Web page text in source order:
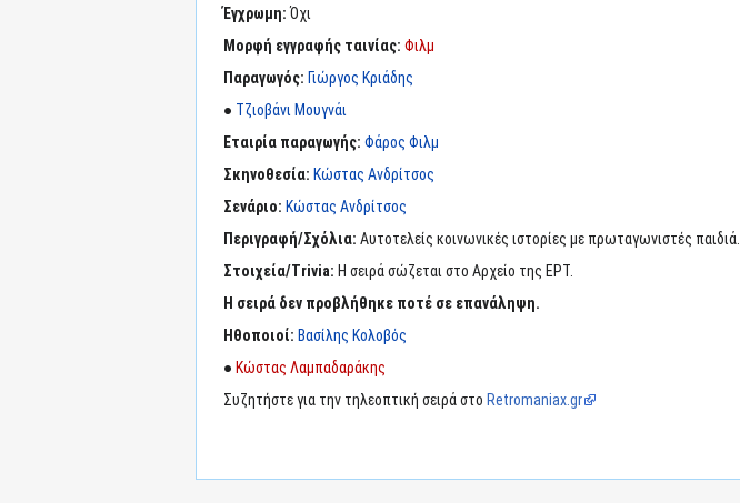
Έγχρωμη:Όχι
Μορφή εγγραφής ταινίας: Φιλμ
Παραγωγός: Γιώργος Κριάδης
● Τζιοβάνι Μουγνάι
Εταιρία παραγωγής: Φάρος Φιλμ
Σκηνοθεσία: Κώστας Ανδρίτσος
Σενάριο: Κώστας Ανδρίτσος
Περιγραφή/Σχόλια: Αυτοτελείς κοινωνικές ιστορίες με πρωταγωνιστές παιδιά.
Στοιχεία/Trivia: Η σειρά σώζεται στο Αρχείο της ΕΡΤ.
Η σειρά δεν προβλήθηκε ποτέ σε επανάληψη.
Ηθοποιοί: Βασίλης Κολοβός
● Κώστας Λαμπαδαράκης
Συζητήστε για την τηλεοπτική σειρά στο Retromaniax.gr